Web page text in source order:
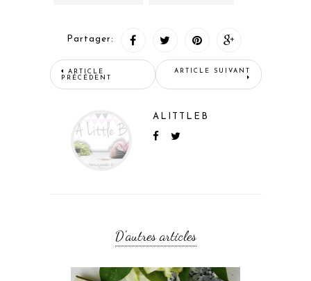
Partager:
ARTICLE
PRÉCÉDENT
ARTICLE SUIVANT
ALITTLEB
D'autres articles